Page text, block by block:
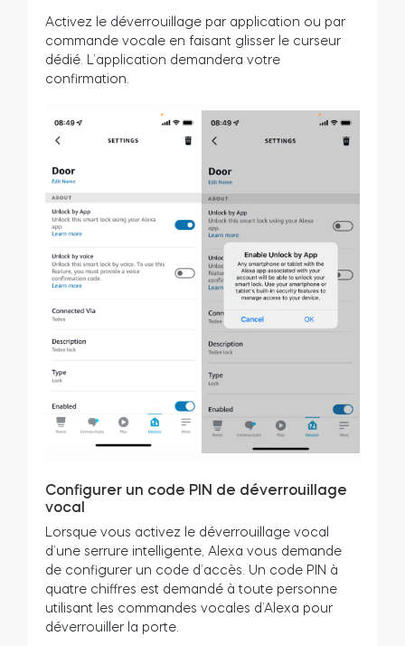
Activez le déverrouillage par application ou par
commande vocale en faisant glisser le curseur
dédié. L’application demandera votre
confirmation.
Configurer un code PIN de déverrouillage
vocal
Lorsque vous activez le déverrouillage vocal
d’une serrure intelligente, Alexa vous demande
de configurer un code d’accès. Un code PIN à
quatre chiffres est demandé à toute personne
utilisant les commandes vocales d’Alexa pour
déverrouiller la porte.